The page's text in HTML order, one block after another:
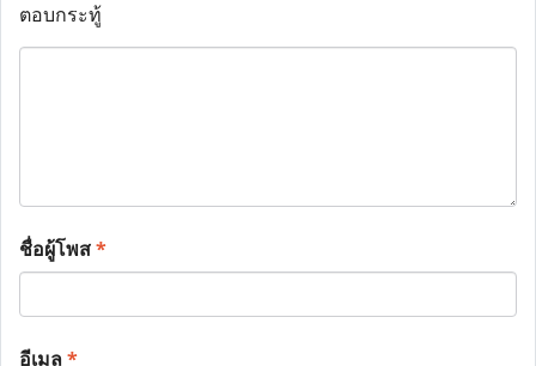
ตอบกระทู้
ชื่อผู้โพส*
อีเมล*